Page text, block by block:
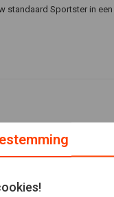
Sportster in
Plaats ook